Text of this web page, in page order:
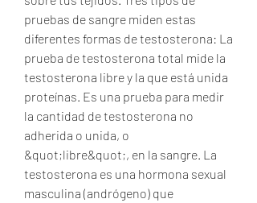
pruebas de sangre miden estas
diferentes formas de testosterona: La
prueba de testosterona total mide la
testosterona libre y la que está unida
proteínas. Es una prueba para medir
la cantidad de testosterona no
adherida o unida, o
&quot;libre&quot;, en la sangre. La
testosterona es una hormona sexual
masculina (andrógeno) que